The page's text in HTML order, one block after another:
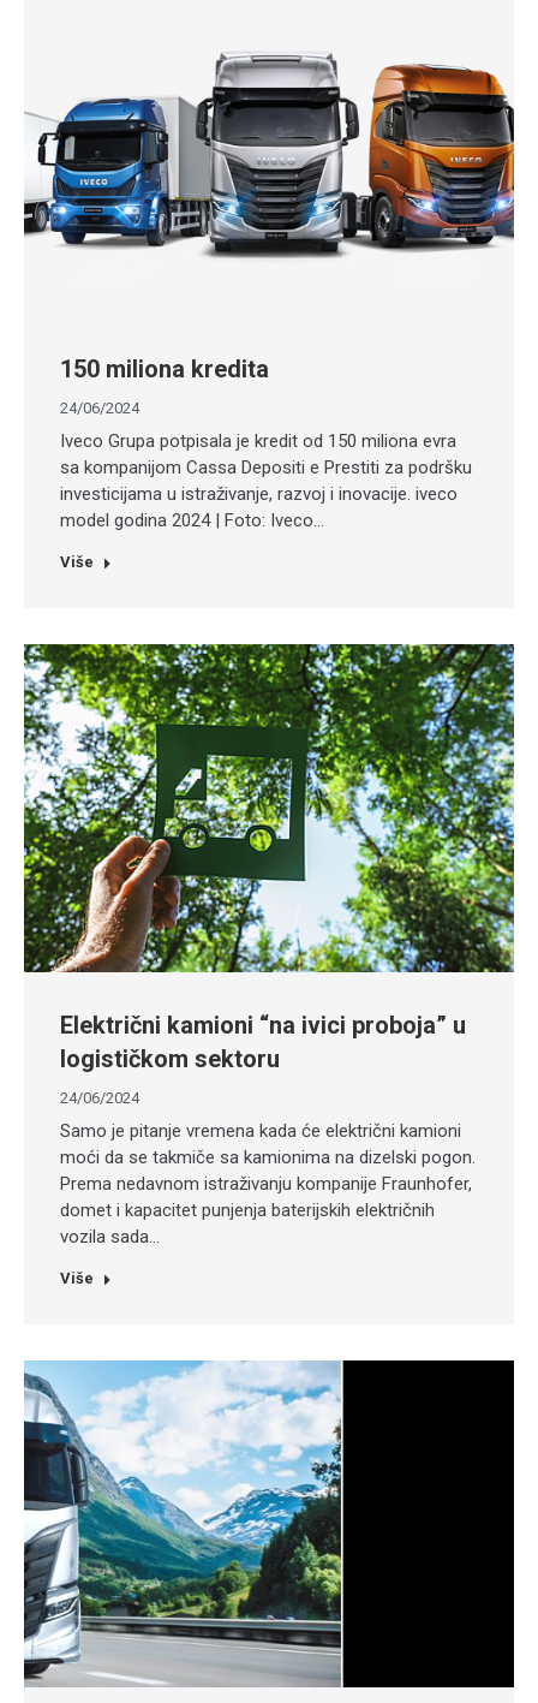
150 miliona kredita
24/06/2024
Iveco Grupa potpisala je kredit od 150 miliona evra
sa kompanijom Cassa Depositi e Prestiti za podršku
investicijama u istraživanje, razvoj i inovacije. iveco
model godina 2024 | Foto: Iveco…
Više
Električni kamioni “na ivici proboja” u
logističkom sektoru
24/06/2024
Samo je pitanje vremena kada će električni kamioni
moći da se takmiče sa kamionima na dizelski pogon.
Prema nedavnom istraživanju kompanije Fraunhofer,
domet i kapacitet punjenja baterijskih električnih
vozila sada…
Više